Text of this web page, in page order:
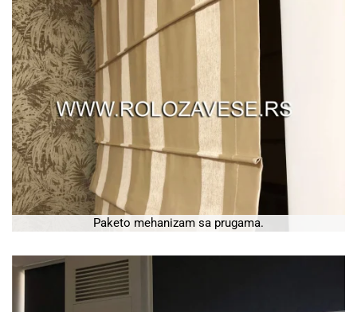
Paketo mehanizam sa prugama.